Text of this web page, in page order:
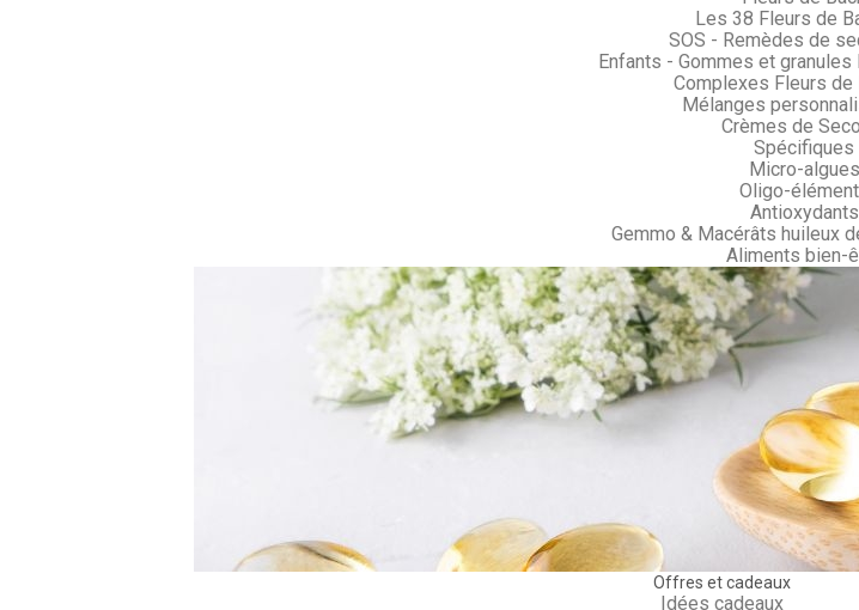
Les 38 Fleurs de
SOS - Remèdes de
Enfants - Gommes et
Complexes Fleurs de
Mélanges
Crèmes de
Spécifiques
Micro-algues
Oligo-
Antioxydants
Gemmo & Macérâts huileux
Aliments bien-
Offres et cadeaux
Idées cadeaux